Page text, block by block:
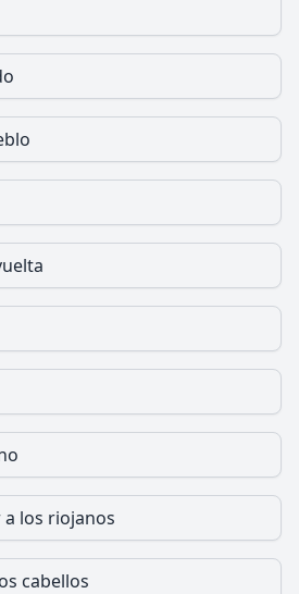
los riojanos
cabellos